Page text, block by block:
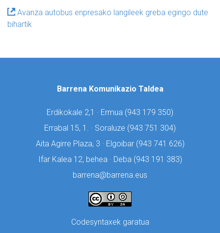
Avanza autobus enpresako langileek greba egingo dute
bihartik
Barrena Komunikazio Taldea
Erdikokale 2,1 · Ermua (943 179 350)
Errabal 15, 1. · Soraluze (943 751 304)
Aita Agirre Plaza, 3 · Elgoibar (943 741 626)
Ifar Kalea 12, behea · Deba (943 191 383)
barrena@barrena.eus
Codesyntaxek garatua